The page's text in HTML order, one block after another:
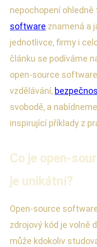
nepochopení ohledně
software znamená a
jednotlivce, firmy i
článku se podíváme
open-source
vzdělávání,
svobodě, a
inspirující příklady z
Co je open-
je unikátní?
Open-source
zdrojový kód je volně
může kdokoliv